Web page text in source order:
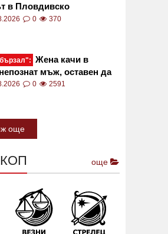
в Пловдивско
0 370
Жена качи в
мъж, оставен да
жегата ВИДЕО
0 2591
още
още